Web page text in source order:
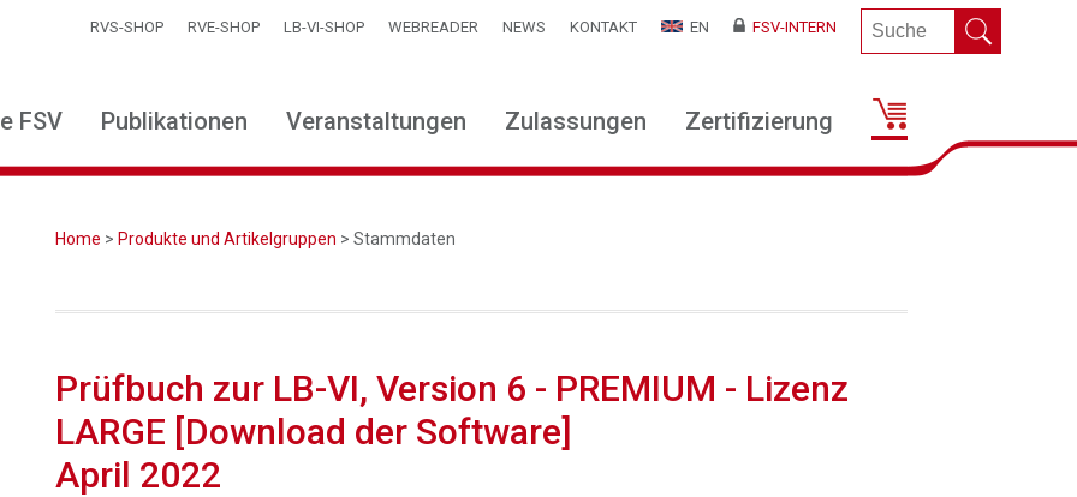
RVS-SHOP RVE-SHOP LB-VI-SHOP WEBREADER NEWS KONTAKT EN FSV-INTERN
FSV Publikationen Veranstaltungen Zulassungen Zertifizierung
Home > Produkte und Artikelgruppen > Stammdaten
Prüfbuch zur LB-VI, Version 6 - PREMIUM - Lizenz
LARGE [Download der Software]
April 2022